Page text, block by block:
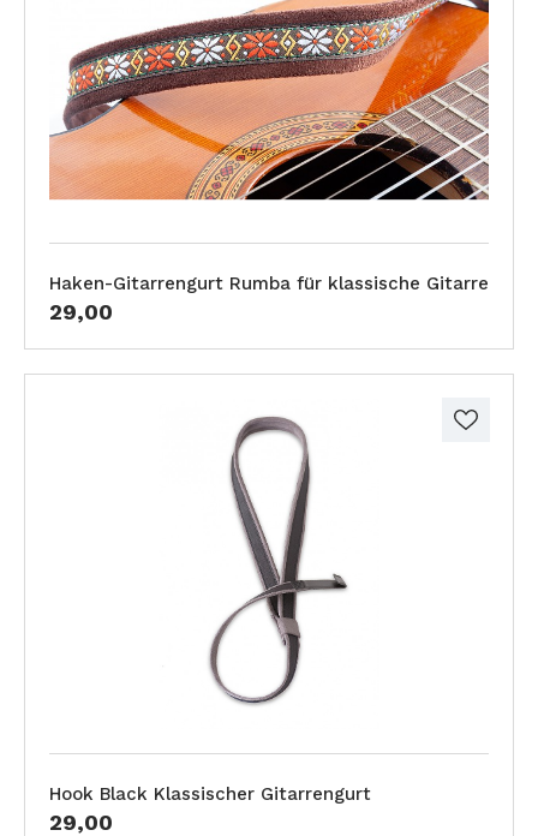
Haken-Gitarrengurt Rumba für klassische Gitarre
29,00
Hook Black Klassischer Gitarrengurt
29,00